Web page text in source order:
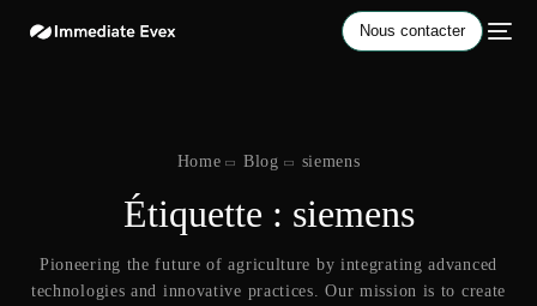
Nous contacter
Home Blog siemens
Étiquette : siemens
Pioneering the future of agriculture by integrating advanced
technologies and innovative practices. Our mission is to create